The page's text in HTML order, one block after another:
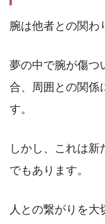
腕は他者との関わ
夢の中で腕が傷つ
合、周囲との関係
す。
しかし、これは新
でもあります。
人との繋がりを大